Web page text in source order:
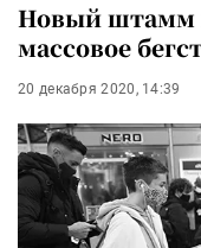
Новый штамм
массовое
20 декабря 2020, 14:39